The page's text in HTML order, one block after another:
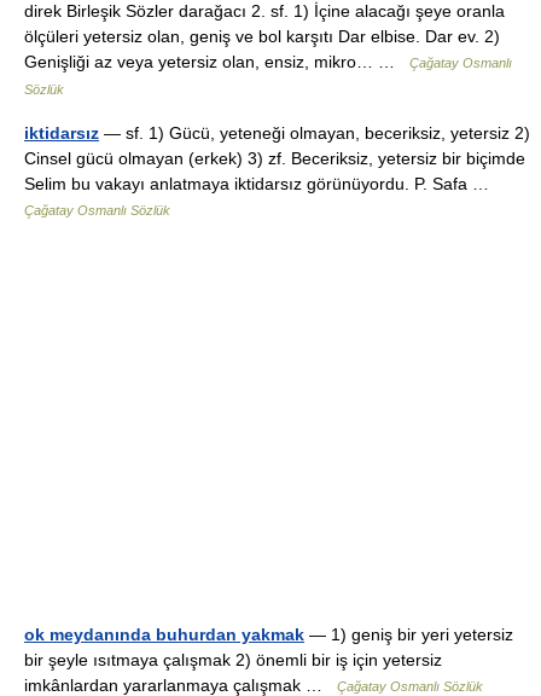
direk Birleşik Sözler darağacı 2. sf. 1) İçine alacağı şeye oranla
ölçüleri yetersiz olan, geniş ve bol karşıtı Dar elbise. Dar ev. 2)
Genişliği az veya yetersiz olan, ensiz, mikro… …
Çağatay Osmanlı
Sözlük
iktidarsız — sf. 1) Gücü, yeteneği olmayan, beceriksiz, yetersiz 2)
Cinsel gücü olmayan (erkek) 3) zf. Beceriksiz, yetersiz bir biçimde
Selim bu vakayı anlatmaya iktidarsız görünüyordu. P. Safa …
Çağatay Osmanlı Sözlük
ok meydanında buhurdan yakmak — 1) geniş bir yeri yetersiz
bir şeyle ısıtmaya çalışmak 2) önemli bir iş için yetersiz
imkânlardan yararlanmaya çalışmak …
Çağatay Osmanlı Sözlük